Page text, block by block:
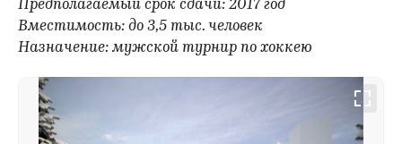
Предполагаемый срок сдачи: 2017 год
Вместимость: до 3,5 тыс. человек
Назначение: мужской турнир по хоккею